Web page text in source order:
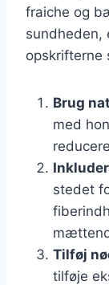
fraiche og
sundheden,
opskrifterne
Brug
med
stedet
Tilføj
tilføje